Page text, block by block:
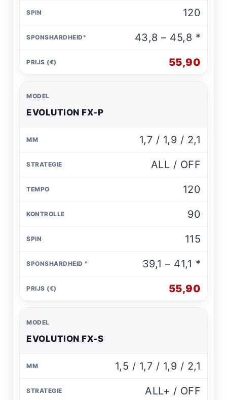
120
43,8 – 45,8 *
55,90
EVOLUTION FX-P
1,7 / 1,9 / 2,1
ALL / OFF
120
90
115
39,1 – 41,1 *
55,90
EVOLUTION FX-S
1,5 / 1,7 / 1,9 / 2,1
ALL+ / OFF